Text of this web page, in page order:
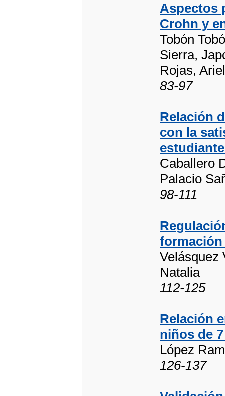
Aspectos
Crohn y
Tobón
Sierra,
Rojas,
83-97
Relación
con la
Caballero
Palacio
98-111
Velásquez
Natalia
112-125
Relación
niños de
López
126-137